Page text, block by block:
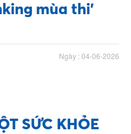
mùa thi’
Ngày : 04-06-2026
SỨC KHỎE